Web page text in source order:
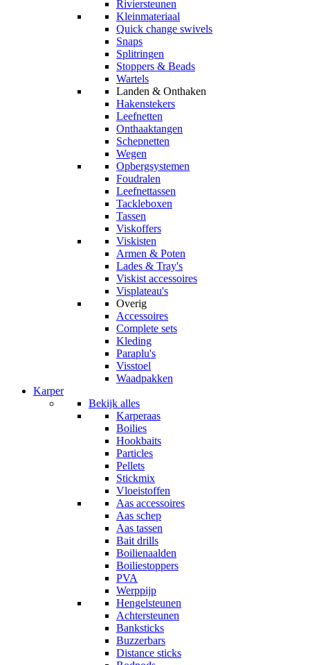
Riviersteunen
Kleinmateriaal
Quick change swivels
Snaps
Splitringen
Stoppers & Beads
Wartels
Landen & Onthaken
Hakenstekers
Leefnetten
Onthaaktangen
Schepnetten
Wegen
Opbergsystemen
Foudralen
Leefnettassen
Tackleboxen
Tassen
Viskoffers
Viskisten
Armen & Poten
Lades & Tray's
Viskist accessoires
Visplateau's
Overig
Accessoires
Complete sets
Kleding
Paraplu's
Visstoel
Waadpakken
Karper
Bekijk alles
Karperaas
Boilies
Hookbaits
Particles
Pellets
Stickmix
Vloeistoffen
Aas accessoires
Aas schep
Aas tassen
Bait drills
Boilienaalden
Boiliestoppers
PVA
Werppijp
Hengelsteunen
Achtersteunen
Banksticks
Buzzerbars
Distance sticks